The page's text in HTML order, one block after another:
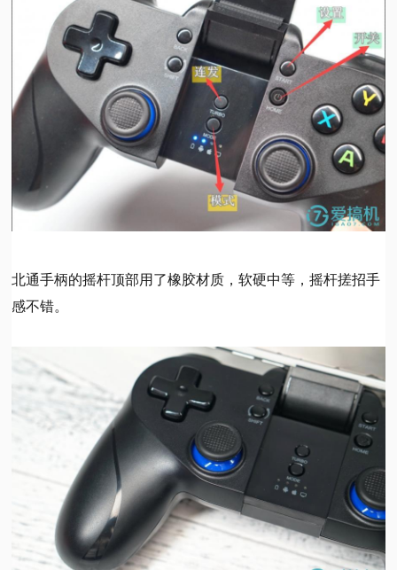
北通手柄的摇杆顶部用了橡胶材质，软硬中等，摇杆搓招手
感不错。